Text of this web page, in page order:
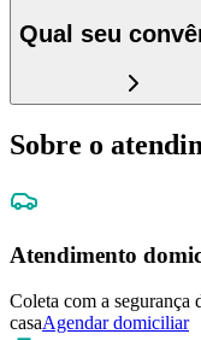
Qual seu
Sobre o
Atendimento
Coleta com a segurança
casaAgendar domiciliar